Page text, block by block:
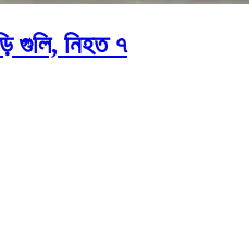
গুলি, নিহত ৭